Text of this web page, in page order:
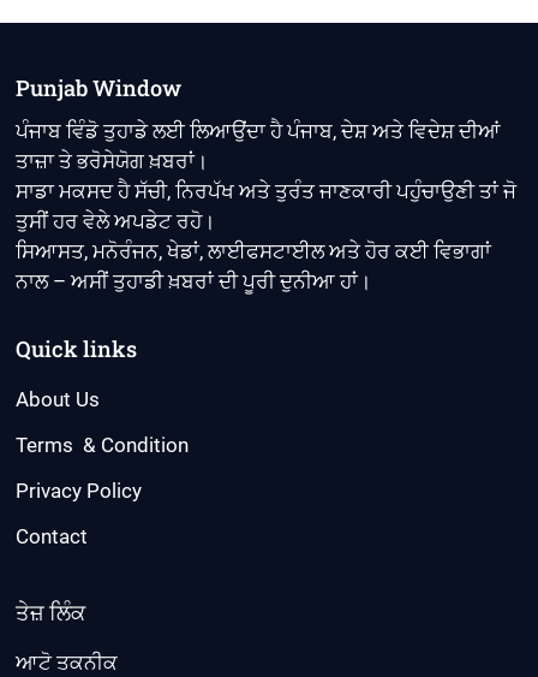
Punjab Window
ਪੰਜਾਬ ਵਿੰਡੋ ਤੁਹਾਡੇ ਲਈ ਲਿਆਉਂਦਾ ਹੈ ਪੰਜਾਬ, ਦੇਸ਼ ਅਤੇ ਵਿਦੇਸ਼ ਦੀਆਂ
ਤਾਜ਼ਾ ਤੇ ਭਰੋਸੇਯੋਗ ਖ਼ਬਰਾਂ।
ਸਾਡਾ ਮਕਸਦ ਹੈ ਸੱਚੀ, ਨਿਰਪੱਖ ਅਤੇ ਤੁਰੰਤ ਜਾਣਕਾਰੀ ਪਹੁੰਚਾਉਣੀ ਤਾਂ ਜੋ
ਤੁਸੀਂ ਹਰ ਵੇਲੇ ਅਪਡੇਟ ਰਹੋ।
ਸਿਆਸਤ, ਮਨੋਰੰਜਨ, ਖੇਡਾਂ, ਲਾਈਫਸਟਾਈਲ ਅਤੇ ਹੋਰ ਕਈ ਵਿਭਾਗਾਂ
ਨਾਲ – ਅਸੀਂ ਤੁਹਾਡੀ ਖ਼ਬਰਾਂ ਦੀ ਪੂਰੀ ਦੁਨੀਆ ਹਾਂ।
Quick links
About Us
Terms & Condition
Privacy Policy
Contact
ਤੇਜ਼ ਲਿੰਕ
ਆਟੋ ਤਕਨੀਕ